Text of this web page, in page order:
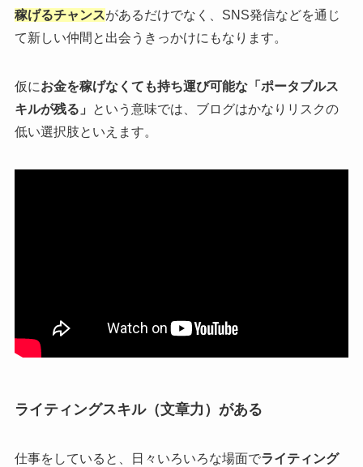
稼げるチャンスがあるだけでなく、SNS発信などを通じ
て新しい仲間と出会うきっかけにもなります。
仮にお金を稼げなくても持ち運び可能な「ポータブルス
キルが残る」
という意味では、ブログはかなりリスクの
低い選択肢といえます。
ライティングスキル（文章力）がある
仕事をしていると、日々いろいろな場面でライティング